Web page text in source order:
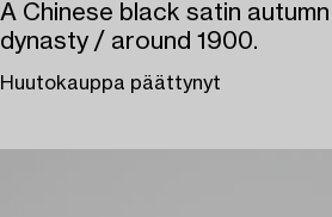
A Chinese black satin
dynasty / around 1900.
Huutokauppa päättynyt